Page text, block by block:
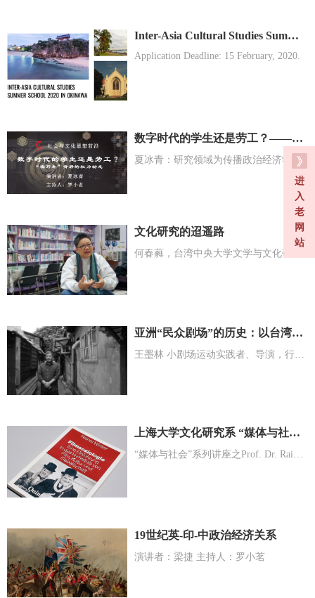
进
入
老
网
站
Inter-Asia Cultural Studies Summer School 2020 in Okinawa
Application Deadline: 15 February, 2020.
数字时代的学生还是劳工？——“实习生”背后的权力动态
夏冰青：研究领域为传播政治经济学、数字劳工、创客文化等
文化研究的迢遥路
亚洲“民众剧场”的历史：以台湾小剧场运动作为参照
上海大学文化研究系 “媒体与社会”系列讲座之Prof. Dr. Rainer Winter
“媒体与社会”系列讲座之Prof. Dr. Rainer Winter
19世纪英-印-中政治经济关系
演讲者：梁捷 主持人：罗小茗